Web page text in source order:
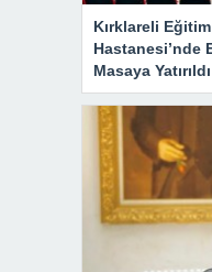
Kırklareli
Hastanesi’nde
Masaya Yatırıldı